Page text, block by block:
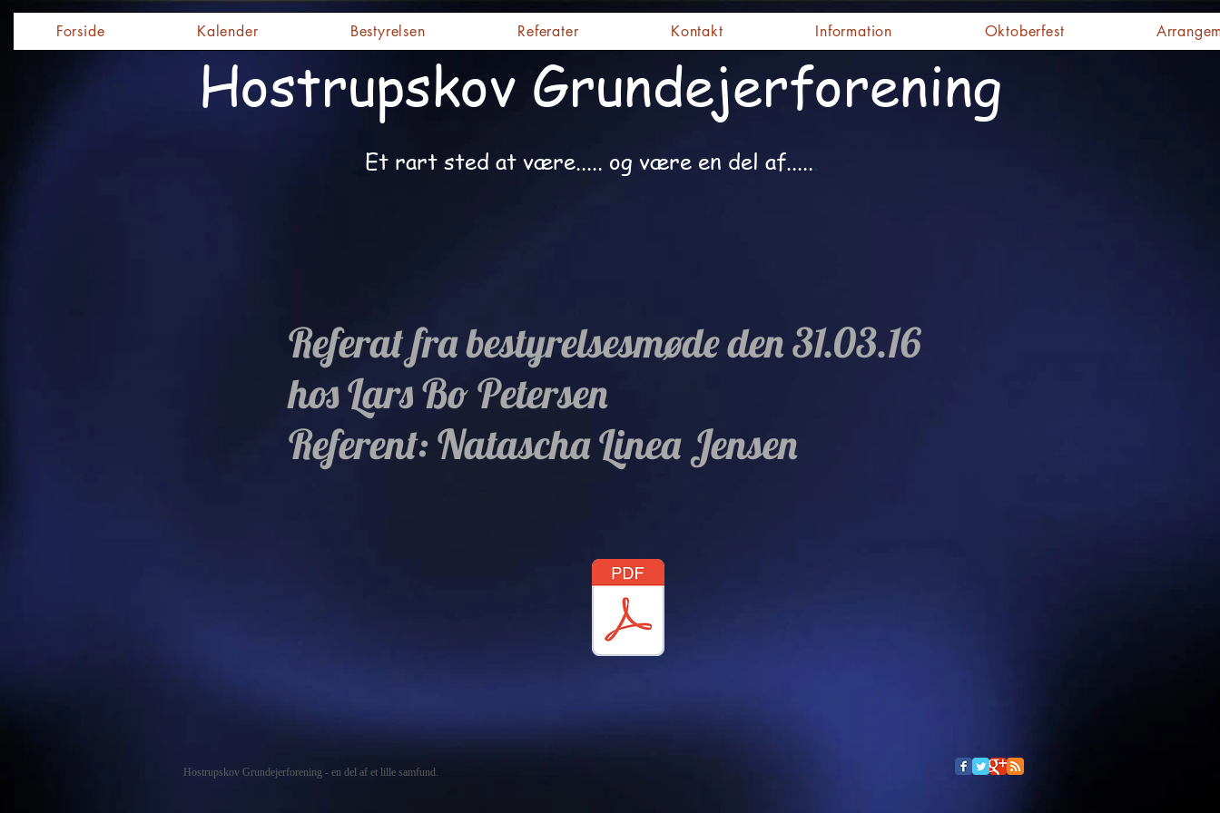
Forside Kalender Bestyrelsen Referater Kontakt Information Oktoberfest
Hostrupskov Grundejerforening
Et rart sted at være..... og være en del af......
Referat fra bestyrelsesmøde den 31.03.16
hos Lars Bo Petersen
Referent: Natascha Linea Jensen
Hostrupskov Grundejerforening - en del af et lille samfund.